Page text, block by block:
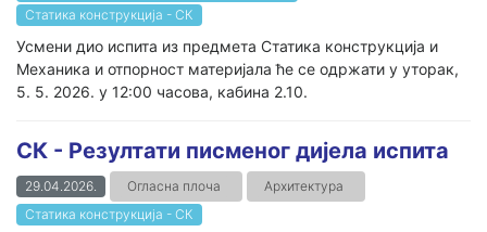
Статика конструкција - СК
Усмени дио испита из предмета Статика конструкција и
Механика и отпорност материјала ће се одржати у уторак,
5. 5. 2026. у 12:00 часова, кабина 2.10.
СК - Резултати писменог дијела испита
29.04.2026. Огласна плоча
Архитектура
Статика конструкција - СК